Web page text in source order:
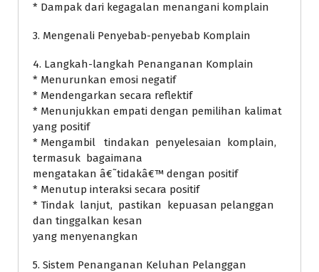
* Dampak dari kegagalan menangani komplain
3. Mengenali Penyebab-penyebab Komplain
4. Langkah-langkah Penanganan Komplain
* Menurunkan emosi negatif
* Mendengarkan secara reflektif
* Menunjukkan empati dengan pemilihan kalimat
yang positif
* Mengambil tindakan penyelesaian komplain,
termasuk bagaimana
mengatakan â€˜tidakâ€™ dengan positif
* Menutup interaksi secara positif
* Tindak lanjut, pastikan kepuasan pelanggan
dan tinggalkan kesan
yang menyenangkan
5. Sistem Penanganan Keluhan Pelanggan